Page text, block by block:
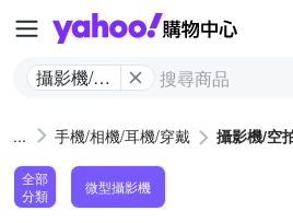
攝影機/空
手機/相機/耳機/穿戴 攝影機/空
全部
分類
微型攝影機